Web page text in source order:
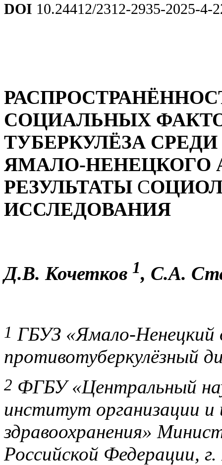
DOI 10.24412/2312-2935-2025-4-
СОЦИАЛЬНЫХ
ТУБЕРКУЛЁЗА
ЯМАЛО-НЕНЕЦКОГО
РЕЗУЛЬТАТЫ С
ИССЛЕДОВАНИЯ
Д.В. Кочетков 1, С.А.
1 ГБУЗ «Ямало-Ненецкий
противотуберкулёзный
2 ФГБУ «Центральный
институт организации
здравоохранения»
Российской Федерации,